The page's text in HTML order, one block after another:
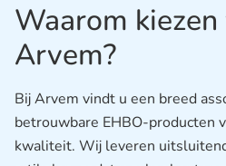
Waarom
Arvem?
Bij Arvem vindt u een breed
betrouwbare EHBO-producten
kwaliteit. Wij leveren